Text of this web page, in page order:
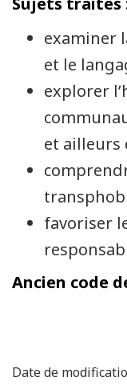
examiner
et le
explorer
et ailleurs
favoriser
Ancien code
Date de